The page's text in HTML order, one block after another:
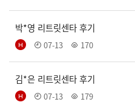
박*영 리트릿센타 후기
07-13 170
김*은 리트릿센타 후기
07-13 179